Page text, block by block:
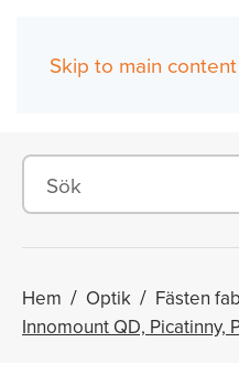
Skip to main content
Hem Optik Fästen
Innomount QD, Picatinny,